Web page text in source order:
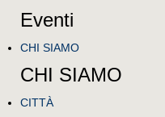
Eventi
CHI SIAMO
CHI SIAMO
CITTÀ